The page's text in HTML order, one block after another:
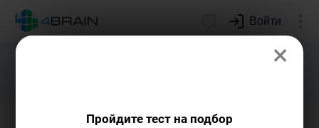
Войти
Подарим индивидуальный план
×
Пройдите тест на подбор